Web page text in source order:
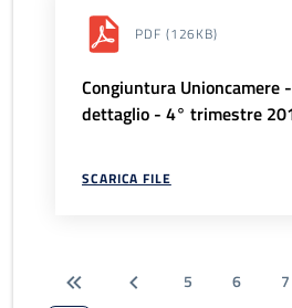
PDF (126KB)
Congiuntura Unioncamere
dettaglio - 4° trimestre
SCARICA FILE
5 6 7